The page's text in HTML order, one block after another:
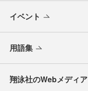
イベント
用語集
翔泳社のWebメディア